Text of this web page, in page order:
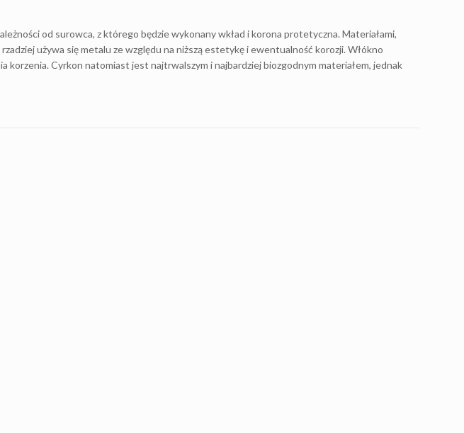
od surowca, z którego będzie wykonany wkład i korona protetyczna. Materiałami,
używa się metalu ze względu na niższą estetykę i ewentualność korozji. Włókno
korzenia. Cyrkon natomiast jest najtrwalszym i najbardziej biozgodnym materiałem, jednak